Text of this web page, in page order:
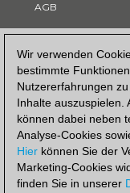
Wir verwenden
bestimmte
Nutzererfahrungen
Inhalte
können dabei neben
Analyse-Cookies
Hier können Sie der
Marketing-Cookies
finden Sie in unserer
AGB
ZAHLUNGSART